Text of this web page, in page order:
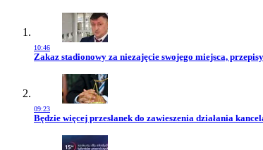
10:46
Przejdź do artykułu:
Zakaz stadionowy za niezajęcie swojego miejsca,
09:23
Przejdź do artykułu:
Będzie więcej przesłanek do zawieszenia działania